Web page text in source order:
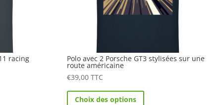
racing Polo avec 2 Porsche GT3 stylisées sur une
route américaine
€39,00 TTC
Choix des options
Ce